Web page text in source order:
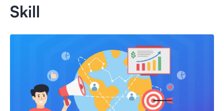
Skill